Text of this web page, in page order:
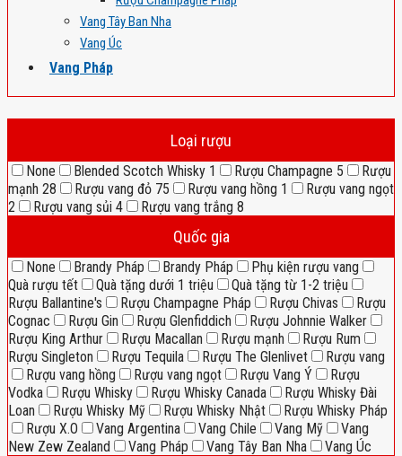
Vang Tây Ban Nha
Vang Úc
Vang Pháp
Loại rượu
None Blended Scotch Whisky 1 Rượu Champagne 5
Rượu
mạnh 28 Rượu vang đỏ 75 Rượu vang hồng 1
Rượu vang ngọt
2
Rượu vang sủi 4 Rượu vang trắng 8
Quốc gia
None Brandy Pháp Brandy Pháp
Phụ kiện rượu vang
Quà rượu tết
Quà tặng dưới 1 triệu
Quà tặng từ 1-2 triệu
Rượu Ballantine's
Rượu Champagne Pháp Rượu Chivas
Rượu
Cognac
Rượu Gin Rượu Glenfiddich
Rượu Johnnie Walker
Rượu King Arthur
Rượu Macallan Rượu mạnh
Rượu Rum
Rượu Singleton
Rượu Tequila Rượu The Glenlivet
Rượu vang
Rượu vang hồng
Rượu vang ngọt Rượu Vang Ý
Rượu
Vodka
Rượu Whisky Rượu Whisky Canada
Rượu Whisky Đài
Loan
Rượu Whisky Mỹ Rượu Whisky Nhật
Rượu Whisky Pháp
Rượu X.O
Vang Argentina Vang Chile Vang Mỹ
Vang
New Zew Zealand
Vang Pháp Vang Tây Ban Nha Vang Úc